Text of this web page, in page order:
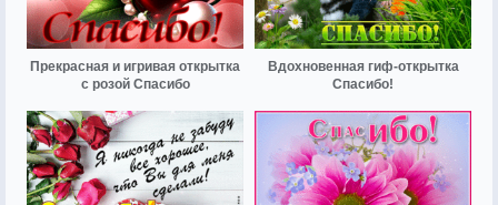
Прекрасная и игривая открытка
с розой Спасибо
Вдохновенная гиф-открытка
Спасибо!